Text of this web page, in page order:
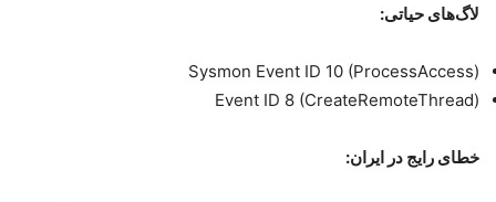
لاگ‌های حیاتی:
Sysmon Event ID 10 (ProcessAccess)
Event ID 8 (CreateRemoteThread)
خطای رایج در ایران: